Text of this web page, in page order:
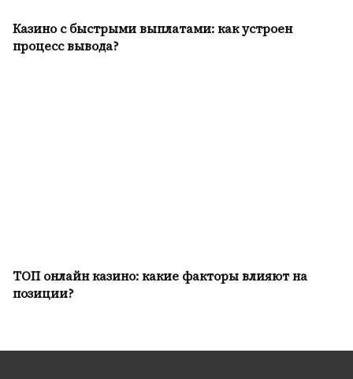
Казино с быстрыми выплатами: как устроен
процесс вывода?
ТОП онлайн казино: какие факторы влияют на
позиции?